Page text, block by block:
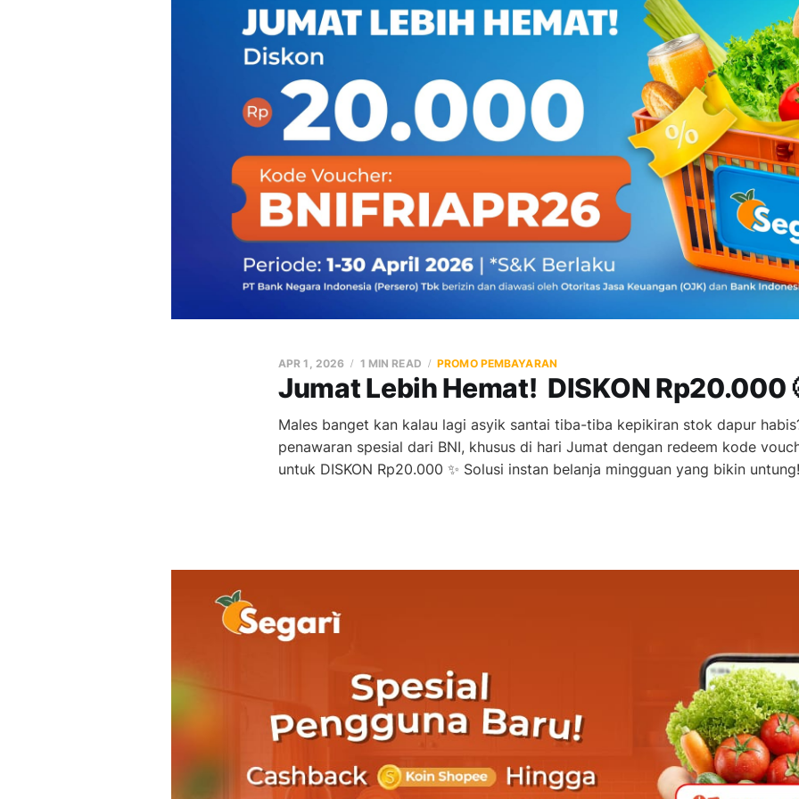
Jumat Lebih Hemat! DISKON Rp20.000
APR 1, 2026 1 MIN READ PROMO PEMBAYARAN
Males banget kan kalau lagi asyik santai tiba-tiba kepikiran stok dapur
penawaran spesial dari BNI, khusus di hari Jumat dengan redeem kode
untuk DISKON Rp20.000 ✨ Solusi instan belanja mingguan yang bikin